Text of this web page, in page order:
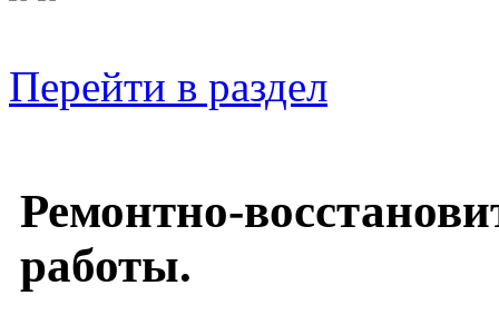
Перейти в раздел
Ремонтно-
работы.